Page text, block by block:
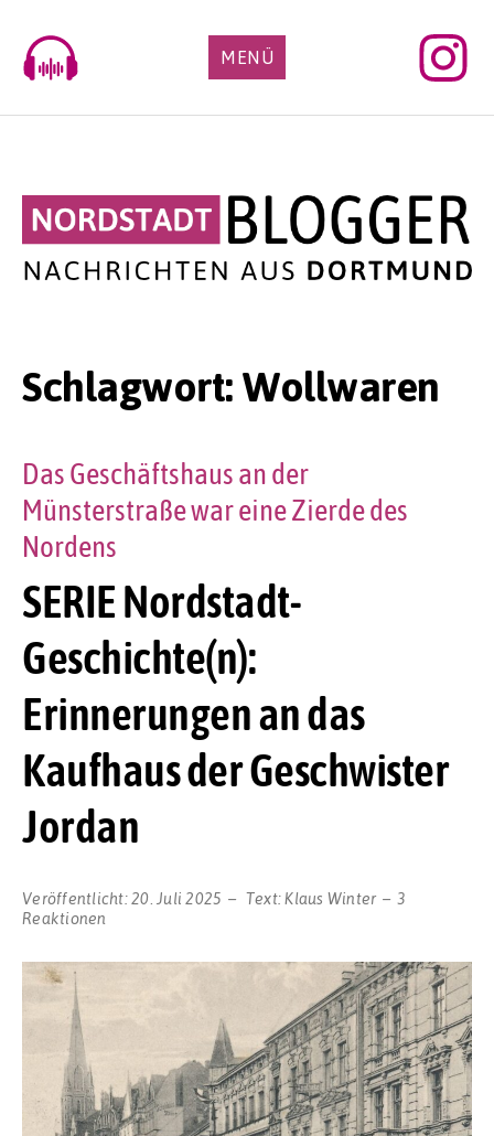
content
MENÜ
Schlagwort:Wollwaren
SERIE Nordstadt-
Geschichte(n):
Erinnerungen an das
Kaufhaus der Geschwister
Jordan
Das Geschäftshaus an der
Münsterstraße war eine Zierde des
Nordens
Veröffentlicht:20. Juli 2025 Text:Klaus Winter
3
Reaktionen